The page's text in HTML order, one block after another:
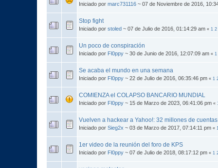
Iniciado por marc731116 ~ 07 de Noviembre de 2016,
Stop fight
Iniciado por stoled ~ 07 de Julio de 2016, 01:14:29 am « 1 2
Un poco de conspiración
Iniciado por Fl0ppy ~ 30 de Junio de 2016, 12:07:09 am « 1
Se acaba el mundo en una semana
Iniciado por Fl0ppy ~ 22 de Julio de 2016, 06:35:46 pm « 1
COMIENZA el COLAPSO BANCARIO MUNDIAL
Iniciado por Fl0ppy ~ 15 de Marzo de 2023, 06:41:06 pm «
Vuelven a hackear a Yahoo!: 32 millones de
Iniciado por Sieg2x ~ 03 de Marzo de 2017, 07:14:11 pm «
1er video de la reunión del foro de KPS
Iniciado por Fl0ppy ~ 07 de Julio de 2018, 08:17:12 pm « 1